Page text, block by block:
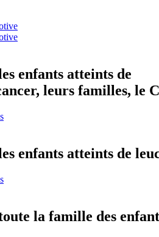
enfants atteints de
leurs familles, le
enfants atteints de
la famille des